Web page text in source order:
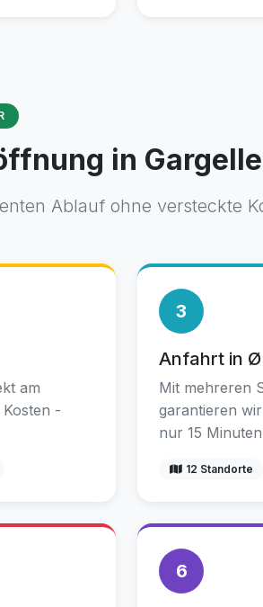
in
Ablauf ohne versteckte
am
-
3
Anfahrt in Ø
Mit mehreren
garantieren
nur 15
12 Standorte
6